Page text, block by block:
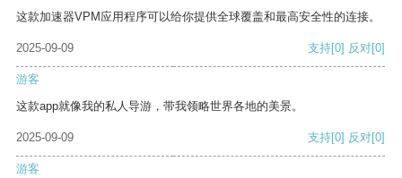
这款加速器VPM应用程序可以给你提供全球覆盖和最高安全性的连接。
2025-09-09 支持[0] 反对[0]
游客
这款app就像我的私人导游，带我领略世界各地的美景。
2025-09-09 支持[0] 反对[0]
游客